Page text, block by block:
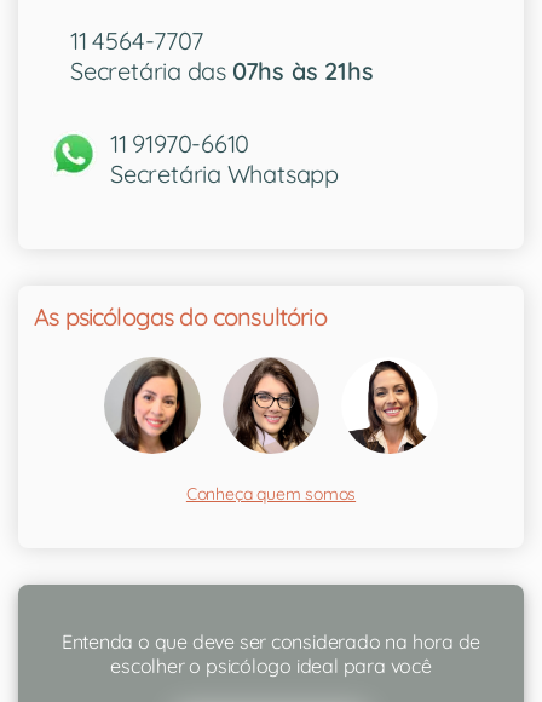
11 4564-7707
Secretária das 07hs às 21hs
11 91970-6610
Secretária Whatsapp
As psicólogas do consultório
Conheça quem somos
Entenda o que deve ser considerado na hora de
escolher o psicólogo ideal para você